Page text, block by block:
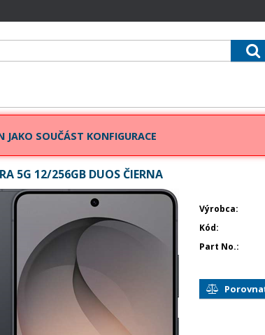
JAKO SOUČÁST KONFIGURACE
5G 12/256GB DUOS ČIERNA
Výrobca
Kód
Part No.